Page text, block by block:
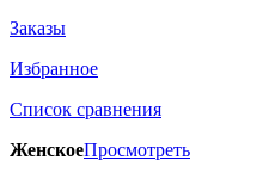
Заказы
Избранное
Список сравнения
ЖенскоеПросмотреть